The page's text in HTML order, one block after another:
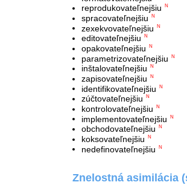
reprodukovateľnejšiu N
spracovateľnejšiu N
zexekvovateľnejšiu N
editovateľnejšiu N
opakovateľnejšiu N
parametrizovateľnejšiu N
inštalovateľnejšiu N
zapisovateľnejšiu N
identifikovateľnejšiu N
zúčtovateľnejšiu N
kontrolovateľnejšiu N
implementovateľnejšiu N
obchodovateľnejšiu N
koksovateľnejšiu N
nedefinovateľnejšiu N
Znelostná asimilácia